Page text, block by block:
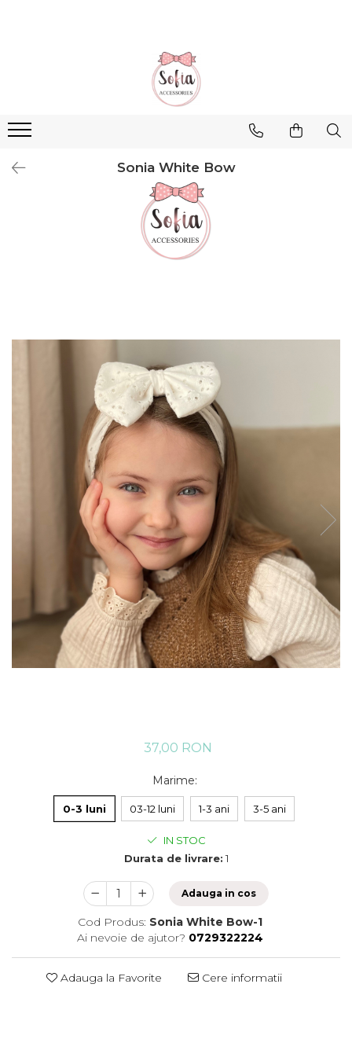
Emma Collection
Sonia White Bow
37,00 RON
Marime:
0-3 luni 03-12 luni 1-3 ani 3-5 ani
IN STOC
Durata de livrare: 1
Adauga in cos
Cod Produs: Sonia White Bow-1
Ai nevoie de ajutor? 0729322224
Adauga la Favorite Cere informatii